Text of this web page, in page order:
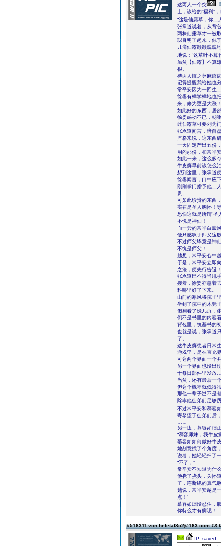
这两人一个突
士，该给的“福利”
“这是仙露草，你二
张承道说着，从背
两株仙露草才一被
聪目明了起来，似
几滴仙露颤颤巍巍
地说：“这草叶不算
虽然【仙露】不算
很。
待两人慎之荨麻疹
记得提醒我给她也
常平安因为一回生
徐婴有样学样地也
来，修为更是大涨！
如此好的东西，居
徐婴感动不已，朝
此仙露草可要列为
张承道闻言，暗自
严格来说，这东西
一天固定产出五份
用的那份，和常平
如此一来，这么多
牛皮癣早前该怎么
想到这里，张承道
徐婴闻言，口中应
刚刚掌门赠予他二
贵。
可如此珍贵的东西
实在是圣人胸怀！
恐怕这就是所谓“圣
不愧是神仙！
而一旁的常平白癜
他只感叹于师父这
不过师父毕竟是神
不愧是师父！
越想，常平安心中
于是，常平安立即
之法，便先行告退！
张承道巴不得当甩
接着，徐婴亦急着
科哪里好了下来。
山间的寒风将院子
坐到了院中的木凳
但翻看了没几页，
倒不是书里的内容
背包里，筑基书的
也就是说，张承道
了。
这牛皮癣患者日常
游戏里，是在直充
可这两个界面一个
另一个界面也没出
于每日邮件里发放
当然，还有最后一
但这个概率就低得
那他一辈子岂不是
除非他徒弟们足够
不过常平安和慕容
寄希望于徒弟们后
另一边，慕容如烟
“慕容师妹，我牛皮
慕容如如何做好牛
她刻意找了个角度
说着，她轻轻扫了
“不了，”
常平安不知道为什
他挠了挠头，关怀
了，连断绝的真气
越说，常平安越是
点！”
慕容如烟没忍住，
你特么才有病呢！
#516311 von heletaf8c2@163.com
IP: saved